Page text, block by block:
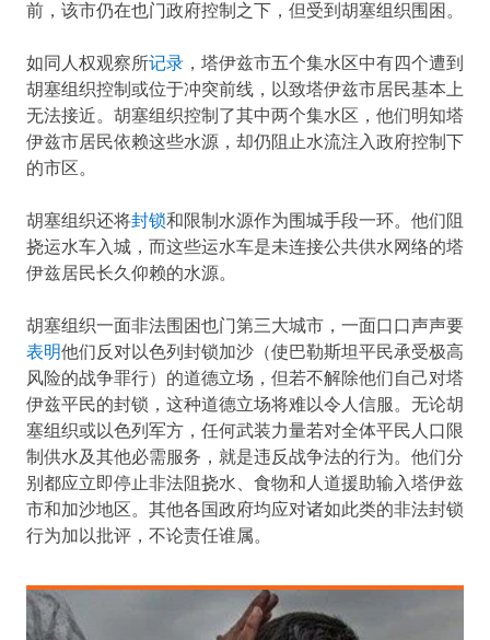
前，该市仍在也门政府控制之下，但受到胡塞组织围困。
如同人权观察所记录 ，塔伊兹市五个集水区中有四个遭到
胡塞组织控制或位于冲突前线，以致塔伊兹市居民基本上
无法接近。胡塞组织控制了其中两个集水区，他们明知塔
伊兹市居民依赖这些水源，却仍阻止水流注入政府控制下
的市区。
胡塞组织还将封锁和限制水源作为围城手段一环。他们阻
挠运水车入城，而这些运水车是未连接公共供水网络的塔
伊兹居民长久仰赖的水源。
胡塞组织一面非法围困也门第三大城市，一面口口声声要
表明他们反对以色列封锁加沙（使巴勒斯坦平民承受极高
风险的战争罪行）的道德立场，但若不解除他们自己对塔
伊兹平民的封锁，这种道德立场将难以令人信服。无论胡
塞组织或以色列军方，任何武装力量若对全体平民人口限
制供水及其他必需服务，就是违反战争法的行为。他们分
别都应立即停止非法阻挠水、食物和人道援助输入塔伊兹
市和加沙地区。其他各国政府均应对诸如此类的非法封锁
行为加以批评，不论责任谁属。